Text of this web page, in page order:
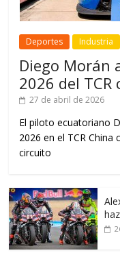
Deportes Industria
Diego Morán
2026 del
27 de abril de 2026
El piloto ecuatoriano
2026 en el TCR
circuito